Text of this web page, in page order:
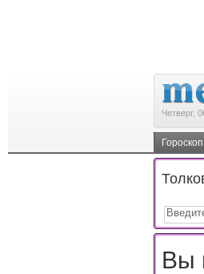
Четверг,
Гороскоп
Вы